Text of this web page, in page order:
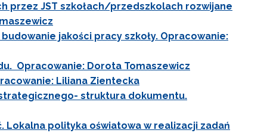
przez JST szkołach/przedszkolach rozwijane
jakości pracy szkoły. Opracowanie:
Opracowanie: Dorota Tomaszewicz
Liliana Zientecka
struktura dokumentu.
Lokalna polityka oświatowa w realizacji zadań